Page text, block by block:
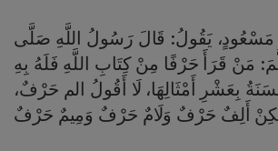
مَسْعُودٍ، يَقُولُ: قَالَ رَسُولُ اللَّهِ صَلَّى
مَنْ قَرَأَ حَرْفًا مِنْ كِتَابِ اللَّهِ فَلَهُ بِهِ
بِعَشْرِ أَمْثَالِهَا، لَا أَقُولُ الم حَرْفٌ،
أَلِفٌ حَرْفٌ وَلَامٌ حَرْفٌ وَمِيمٌ حَرْفٌ